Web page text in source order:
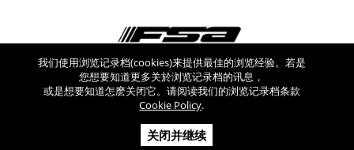
看看其他网站
Copyright © 2026 FSA SRL - 版权所有 - V.A.T NR: IT 03554300966 -
REA MI-2090480
我们使用浏览记录档(cookies)来提供最佳的浏览经验。若是
您想要知道更多关於浏览记录档的讯息，
或是想要知道怎麽关闭它。请阅读我们的浏览记录档条款
Cookie Policy.
关闭并继续